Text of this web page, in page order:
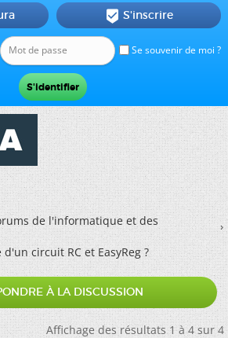
Se souvenir de moi ?
 S'inscrire
de l'informatique et des
d'un circuit RC et EasyReg ?
À LA DISCUSSION
Affichage des résultats 1 à 4 sur 4